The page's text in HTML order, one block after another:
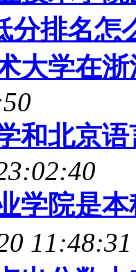
分排名怎
大学在
和北京
学院是
11:48:31